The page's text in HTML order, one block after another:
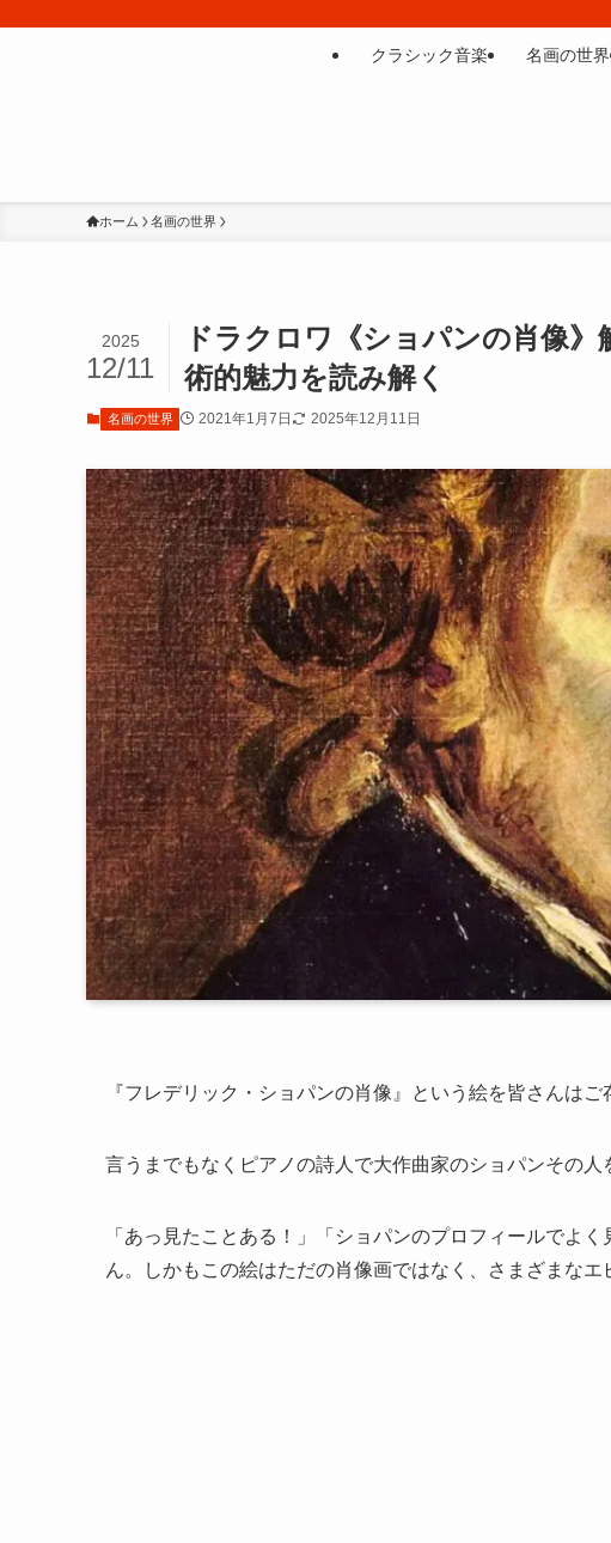
クラシック音楽 名画の世界
ホーム 名画の世界
ドラクロワ《ショパンの肖像
術的魅力を読み解く
2025
12/11
名画の世界 2021年1月7日 2025年12月11日
『フレデリック・ショパンの肖像』という絵を皆さんはご
言うまでもなくピアノの詩人で大作曲家のショパンその人
「あっ見たことある！」「ショパンのプロフィールでよ
ん。しかもこの絵はただの肖像画ではなく、さまざまな